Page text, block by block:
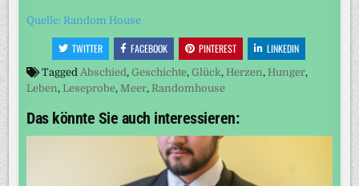
Quelle: Random House
TWITTER FACEBOOK PINTEREST LINKEDIN
Tagged Abschied,Geschichte,Glück, Herzen, Hunger,
Leben, Leseprobe, Meer, Randomhouse
Das könnte Sie auch interessieren: